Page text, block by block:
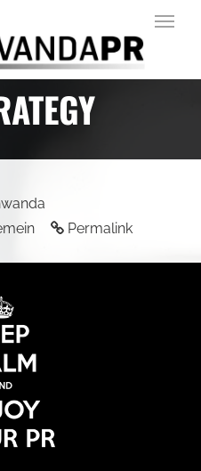
PR Strategy
Permalink